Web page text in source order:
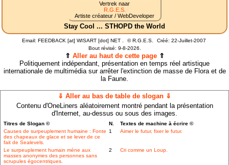
Vertrek naar
R.G.E.S.
Artiste créateur / WebDeveloper
Stay Cool ... STHOPD the World
Email: FEEDBACK [at] WISART [dot] NET . ©R.G.E.S.
Créé: 22-Juillet-2007
Bout révisé: 9-8-2026.
⇑ Aller au haut de cette page⇑
Politiquement indépendant, présentation en temps réel artistique
internationale de multimédia sur arrêter l'extinction de masse de Flora et de
la Faune.
⇓ Aller au bas de table de slogan ⇓
Contenu d'OneLiners aléatoirement montré pendant la présentation
d'Internet, au-dessus ou sous des images.
Titres de Slogan © N.
Textes de machine à écrire ©
Causes de surpeuplement humaine : Fonte
des chapeaux de glace et se lever de ce
fait de Sealevels.
1 Aimer le futur, fixer le futur.
Le surpeuplement humain mène aux
masses anonymes des personnes sans
scrupules égocentriques.
2 Cri comme un Loup.